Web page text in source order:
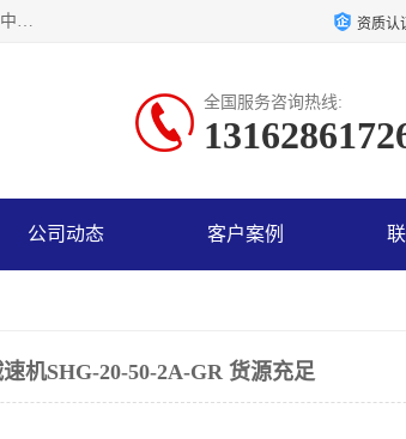
上海浜田实业有限公司专业致力于传动控制行业。面向工业机器人、半导体、机床、船舶、点胶、印刷、精密电子设备等行业中的运动控制技术。为日本哈默纳科（HarmonicDrive简称HD）中国地区定代理商，其生产的HarmonicDrive谐波减速机，具有轻量、小型、传动效率高、减速范围广、精度高等特点，被广泛应用于各种传动系统中。完善的技术，完善的售后，让您的选择无后顾之忧，欢迎您的来电洽谈！ 资质认
全国服务咨询热线:
公司动态 客户案例
机SHG-20-50-2A-GR 货源充足